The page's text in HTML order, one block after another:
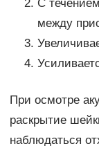
С
между
При осмотре
раскрытие
наблюдаться